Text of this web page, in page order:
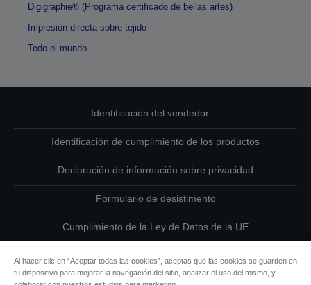
Digigraphie® (Programa certificado de bellas artes)
Impresión directa sobre tejido
Todo el mundo
Identificación del vendedor
Identificación de cumplimiento de los productos
Declaración de información sobre privacidad
Formulario de desistimento
Cumplimiento de la Ley de Datos de la UE
Al hacer clic en “Aceptar todas las cookies”, aceptas que las cookies se guarden en
tu dispositivo para mejorar la navegación del sitio, analizar el uso del mismo, y